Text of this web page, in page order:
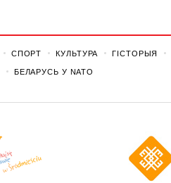
СПОРТ КУЛЬТУРА ГІСТОРЫЯ
БЕЛАРУСЬ У NATO